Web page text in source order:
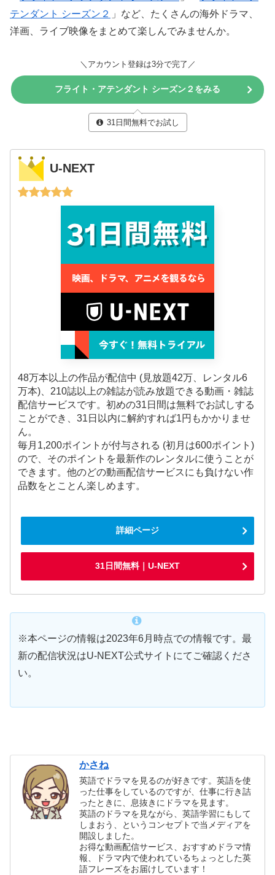
テンダント シーズン２
」など、たくさんの海外ドラマ、
洋画、ライブ映像をまとめて楽しんでみませんか。
＼アカウント登録は3分で完了／
フライト・アテンダント シーズン２をみる
31日間無料でお試し
U-NEXT
48万本以上の作品が配信中 (見放題42万、レンタル6
万本)、210誌以上の雑誌が読み放題できる動画・雑誌
配信サービスです。初めの31日間は無料でお試しする
ことができ、31日以内に解約すれば1円もかかりませ
ん。
毎月1,200ポイントが付与される (初月は600ポイント)
ので、そのポイントを最新作のレンタルに使うことが
できます。他のどの動画配信サービスにも負けない作
品数をとことん楽しめます。
詳細ページ
31日間無料｜U-NEXT
※本ページの情報は2023年6月時点での情報です。最
新の配信状況はU-NEXT公式サイトにてご確認くださ
い。
かさね
英語でドラマを見るのが好きです。英語を使
った仕事をしているのですが、仕事に行き詰
ったときに、息抜きにドラマを見ます。
英語のドラマを見ながら、英語学習にもして
しまおう、というコンセプトで当メディアを
開設しました。
お得な動画配信サービス、おすすめドラマ情
報、ドラマ内で使われているちょっとした英
語フレーズをお届けしています！